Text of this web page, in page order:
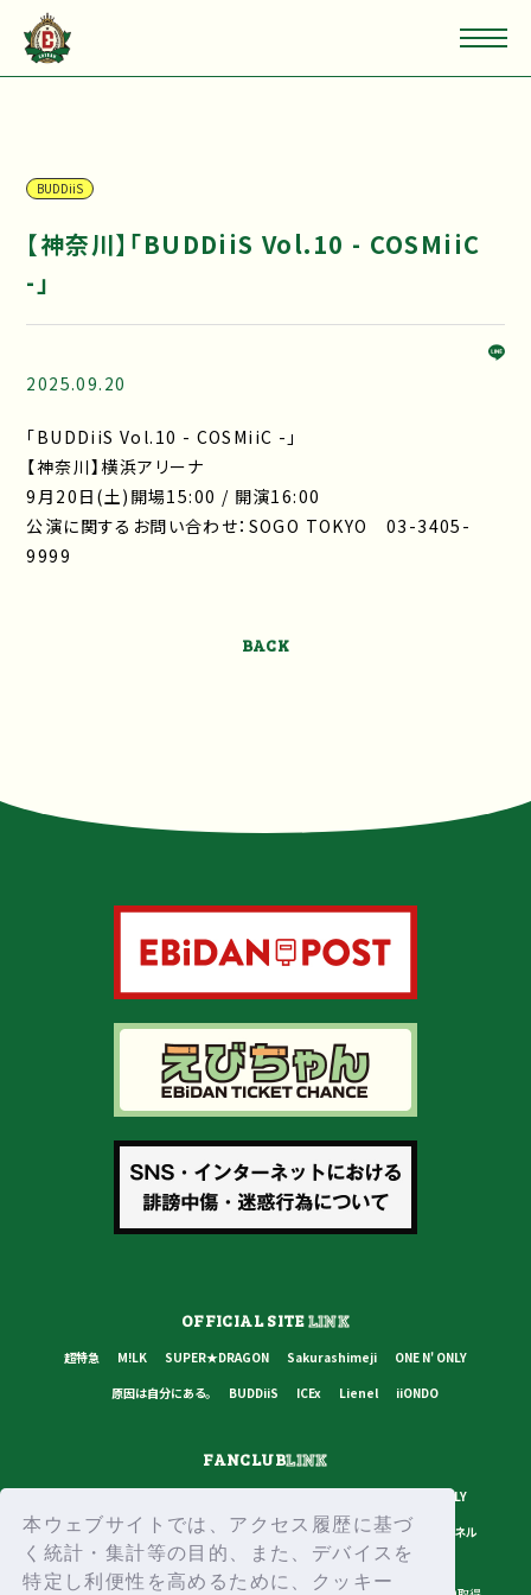
本ウェブサイトでは、アクセス履歴に基づ
く統計・集計等の目的、また、デバイスを
特定し利便性を高めるために、クッキー
BUDDiiS
【神奈川】「BUDDiiS Vol.10 - COSMiiC
-」
2025.09.20
「BUDDiiS Vol.10 - COSMiiC -」
【神奈川】横浜アリーナ
9月20日(土)開場15:00 / 開演16:00
公演に関するお問い合わせ：SOGO TOKYO 03-3405-
9999
BACK
OFFICIAL SITELINK
超特急 M!LK SUPER★DRAGON Sakurashimeji
ONE N' ONLY
原因は自分にある。
BUDDiiS ICEx Lienel iiONDO
FANCLUBLINK
ONE N' ONLY
原因は自分にある。
BUDDiiS ICEx Lienel スターダストチャンネル